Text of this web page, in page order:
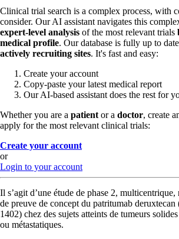
Clinical trial search is a complex process, with
consider. Our AI assistant navigates this
expert-level analysis of the most relevant trials
medical profile. Our database is fully up to
actively recruiting sites. It's fast and easy:
Create your account
Copy-paste your latest medical report
Our AI-based assistant does the rest for
Whether you are a patient or a doctor, create
apply for the most relevant clinical trials:
Create your account
or
Login to your account
Il s’agit d’une étude de phase 2,
de preuve de concept du patritumab
1402) chez des sujets atteints de tumeurs
ou métastatiques.